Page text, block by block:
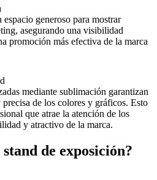
generoso para mostrar
asegurando una visibilidad
promoción más efectiva de la marca
mediante sublimación garantizan
de los colores y gráficos. Esto
que atrae la atención de los
y atractivo de la marca.
de exposición?